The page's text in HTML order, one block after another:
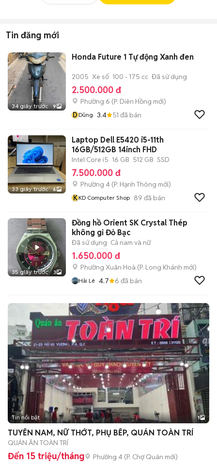
Tin đăng mới
34 giây trước 9
Honda Future 1 Tự động Xanh đen
2005 Xe số 100 - 175 cc Đã sử dụng
2.500.000 đ
Phường 6 (P. Diên Hồng mới)
DDũng 3.4 51 đã bán
33 giây trước 6
Laptop Dell E5420 i5-11th
16GB/512GB 14inch FHD
Intel Core i5 16 GB 512 GB SSD
7.500.000 đ
Phường 4 (P. Hạnh Thông mới)
KKD Computer Shop 89 đã bán
35 giây trước 3
Đồng hồ Orient SK Crystal Thép
không gỉ Đỏ Bạc
Đã sử dụng Cả nam và nữ
1.650.000 đ
Phường Xuân Hoà (P. Long Khánh mới)
Hải Lê 4.7 6 đã bán
Tin nổi bật 1
TUYỂN NAM, NỮ THỚT, PHỤ BẾP, QUÁN TOÀN TRÍ
QUÁN ĂN TOÀN TRÍ
Đến 15 triệu/tháng Phường 4 (P. Chợ Quán mới)